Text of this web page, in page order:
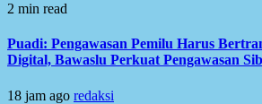
2 min read
Puadi: Pengawasan Pemilu Harus
Digital, Bawaslu Perkuat Pengawasan
18 jam ago redaksi